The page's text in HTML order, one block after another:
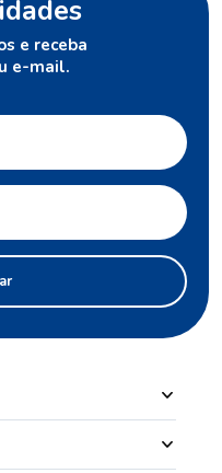
e receba
e-mail.